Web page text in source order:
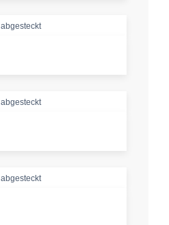
abgesteckt
abgesteckt
abgesteckt